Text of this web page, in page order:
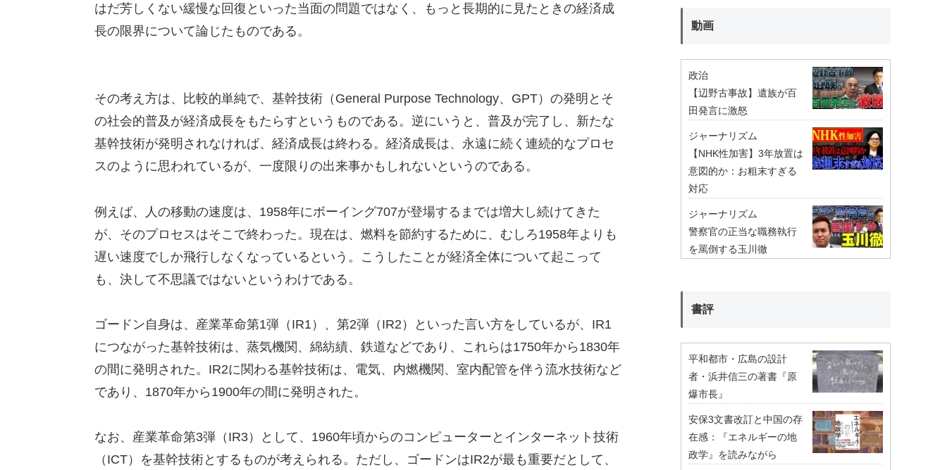
はだ芳しくない緩慢な回復といった当面の問題ではなく、もっと長期的に見たときの経済成
長の限界について論じたものである。
その考え方は、比較的単純で、基幹技術（General Purpose Technology、GPT）の発明とそ
の社会的普及が経済成長をもたらすというものである。逆にいうと、普及が完了し、新たな
基幹技術が発明されなければ、経済成長は終わる。経済成長は、永遠に続く連続的なプロセ
スのように思われているが、一度限りの出来事かもしれないというのである。
例えば、人の移動の速度は、1958年にボーイング707が登場するまでは増大し続けてきた
が、そのプロセスはそこで終わった。現在は、燃料を節約するために、むしろ1958年よりも
遅い速度でしか飛行しなくなっているという。こうしたことが経済全体について起こって
も、決して不思議ではないというわけである。
ゴードン自身は、産業革命第1弾（IR1）、第2弾（IR2）といった言い方をしているが、IR1
につながった基幹技術は、蒸気機関、綿紡績、鉄道などであり、これらは1750年から1830年
の間に発明された。IR2に関わる基幹技術は、電気、内燃機関、室内配管を伴う流水技術など
であり、1870年から1900年の間に発明された。
なお、産業革命第3弾（IR3）として、1960年頃からのコンピューターとインターネット技術
（ICT）を基幹技術とするものが考えられる。ただし、ゴードンはIR2が最も重要だとして、
動画
政治
【辺野古事故】遺族が百
田発言に激怒
ジャーナリズム
【NHK性加害】3年放置は
意図的か：お粗末すぎる
対応
ジャーナリズム
警察官の正当な職務執行
を罵倒する玉川徹
書評
平和都市・広島の設計
者・浜井信三の著書『原
爆市長』
安保3文書改訂と中国の存
在感：『エネルギーの地
政学』を読みながら